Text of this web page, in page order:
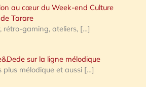
au cœur du Week-end Culture
Tarare
rétro-gaming, ateliers, […]
sur la ligne mélodique
plus mélodique et aussi […]